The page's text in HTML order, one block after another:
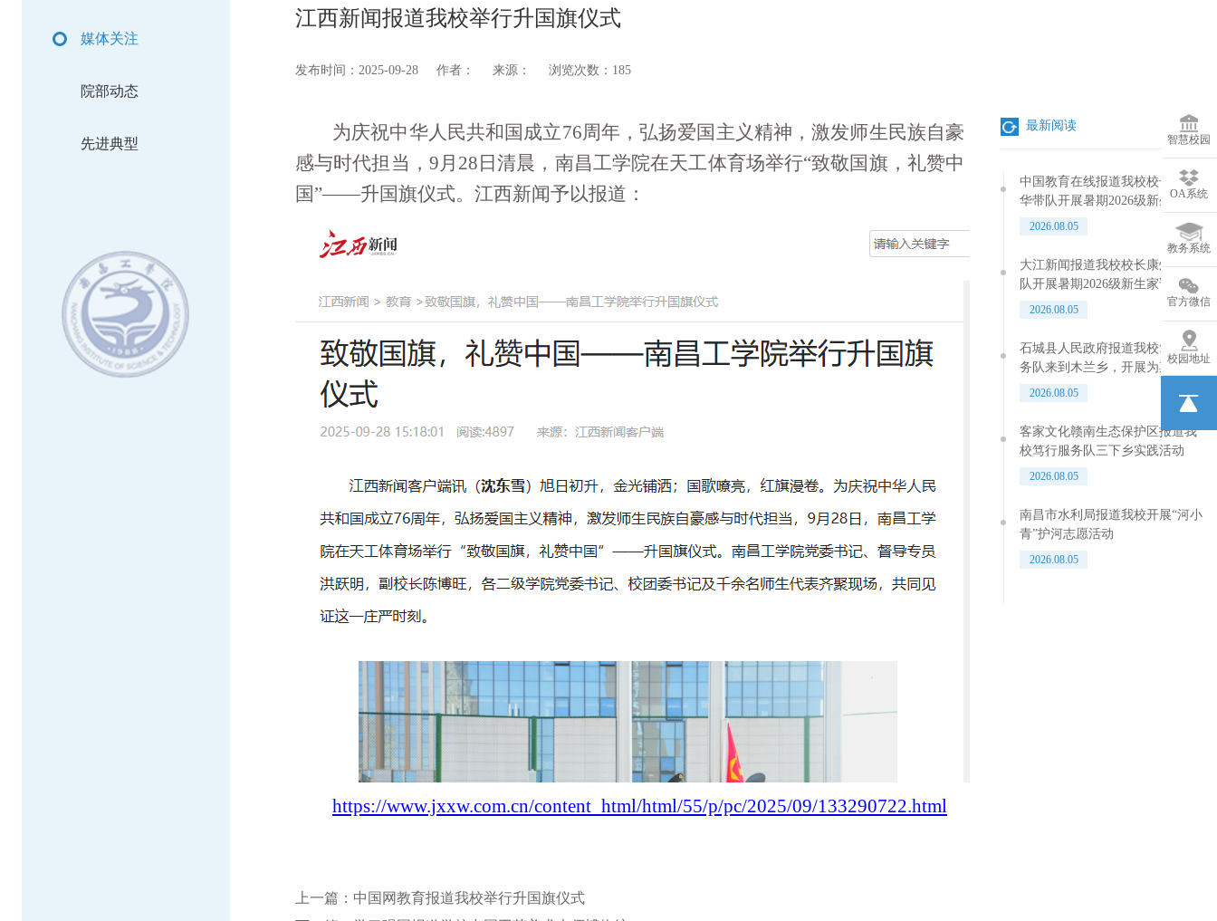
智慧校园
OA系统
教务系统
官方微信
校园地址
媒体关注
院部动态
先进典型
江西新闻报道我校举行升国旗仪式
发布时间：2025-09-28 作者： 来源： 浏览次数：185
为庆祝中华人民共和国成立76周年，弘扬爱国主义精神，激发师生民族自豪
感与时代担当，9月28日清晨，南昌工学院在天工体育场举行“致敬国旗，礼赞中
国”——升国旗仪式。江西新闻予以报道：
https://www.jxxw.com.cn/content_html/html/55/p/pc/2025/09/133290722.html
上一篇： 中国网教育报道我校举行升国旗仪式
最新阅读
中国教育在线报道我校校长康灿
华带队开展暑期2026级新生家访
专项行动
2026.08.05
大江新闻报道我校校长康灿华带
队开展暑期2026级新生家访专项
行动
2026.08.05
石城县人民政府报道我校笃行服
务队来到木兰乡，开展为期数天
的系列实践活动
2026.08.05
客家文化赣南生态保护区报道我
校笃行服务队三下乡实践活动
2026.08.05
南昌市水利局报道我校开展“河小
青”护河志愿活动
2026.08.05